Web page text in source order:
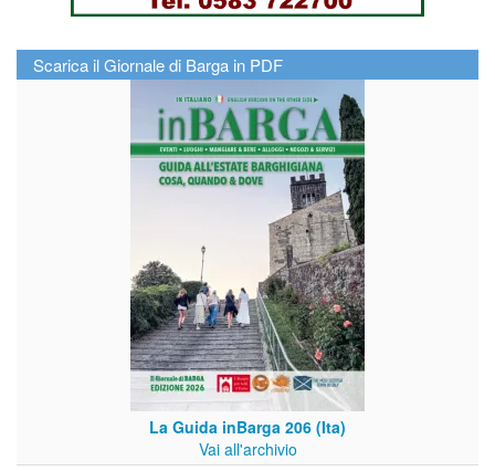
Scarica il Giornale di Barga in PDF
La Guida inBarga 206 (Ita)
Vai all'archivio